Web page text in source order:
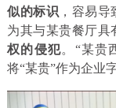
似的标识 ，容易
为其与某贵餐厅具
权的侵犯。“某贵
将“某贵”作为企业